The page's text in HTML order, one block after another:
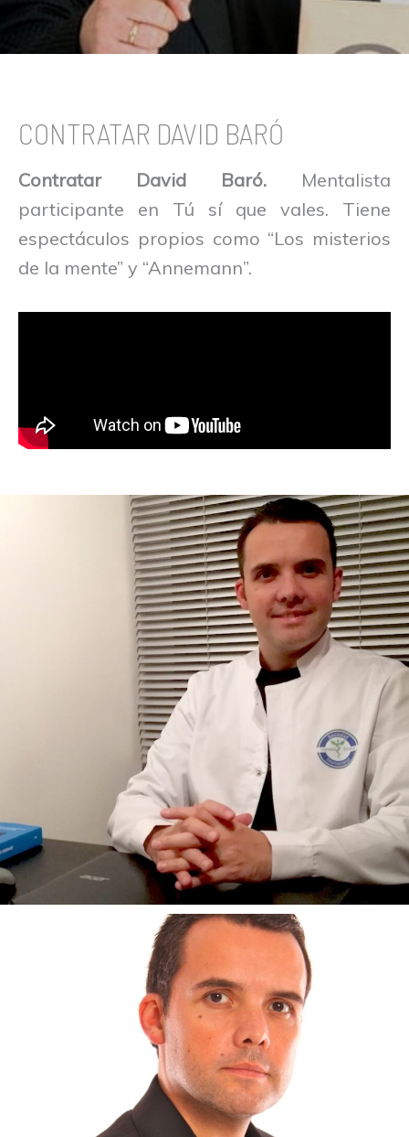
CONTRATAR DAVID BARÓ
Contratar David Baró. Mentalista
participante en Tú sí que vales. Tiene
espectáculos propios como “Los misterios
de la mente” y “Annemann”.